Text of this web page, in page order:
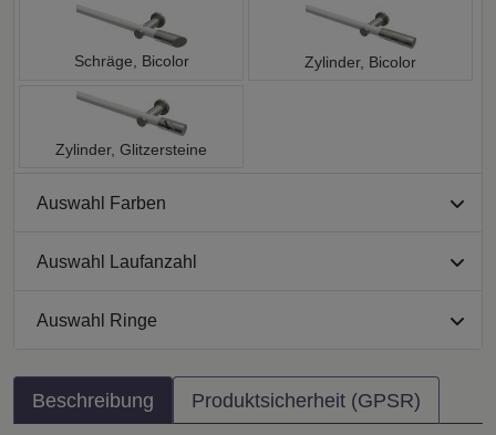
Schräge, Bicolor Zylinder, Bicolor
Zylinder, Glitzersteine
Auswahl Farben
Auswahl Laufanzahl
Auswahl Ringe
Beschreibung Produktsicherheit (GPSR)